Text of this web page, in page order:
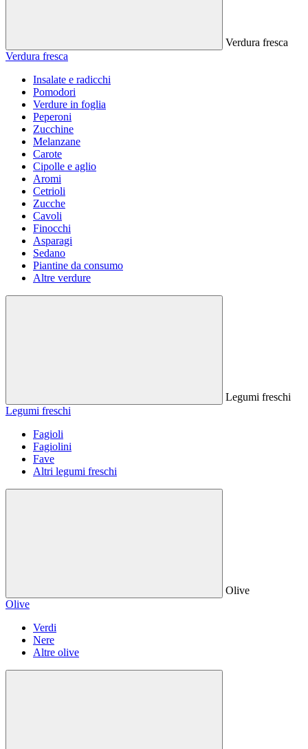
Verdura fresca
Verdura fresca
Insalate e radicchi
Pomodori
Verdure in foglia
Peperoni
Zucchine
Melanzane
Carote
Cipolle e aglio
Aromi
Cetrioli
Zucche
Cavoli
Finocchi
Asparagi
Sedano
Piantine da consumo
Altre verdure
Legumi freschi
Legumi freschi
Fagioli
Fagiolini
Fave
Altri legumi freschi
Olive
Olive
Verdi
Nere
Altre olive